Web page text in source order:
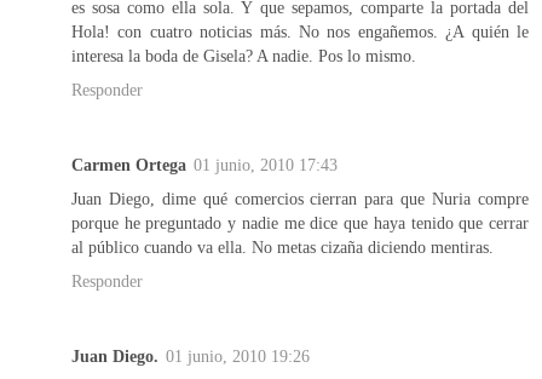
es sosa como ella sola. Y que sepamos, comparte la portada del
Hola! con cuatro noticias más. No nos engañemos. ¿A quién le
interesa la boda de Gisela? A nadie. Pos lo mismo.
Responder
Carmen Ortega 01 junio, 2010 17:43
Juan Diego, dime qué comercios cierran para que Nuria compre
porque he preguntado y nadie me dice que haya tenido que cerrar
al público cuando va ella. No metas cizaña diciendo mentiras.
Responder
Juan Diego. 01 junio, 2010 19:26